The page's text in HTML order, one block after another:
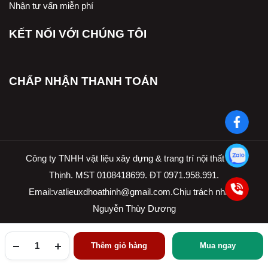
Thêm giỏ hàng Mua ngay
Nhận tư vấn miễn phí
KẾT NỐI VỚI CHÚNG TÔI
CHẤP NHẬN THANH TOÁN
Công ty TNHH vật liệu xây dựng & trang trí nội thất Hòa
Thịnh. MST 0108418699. ĐT 0971.958.991.
Email:vatlieuxdhoathinh@gmail.com.Chịu trách nhiệm
Nguyễn Thùy Dương